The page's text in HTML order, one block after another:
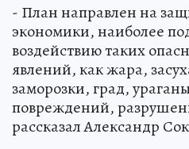
- План направлен на
экономики, наиболее
воздействию таких
явлений, как жара,
заморозки, град,
повреждений,
рассказал Александр